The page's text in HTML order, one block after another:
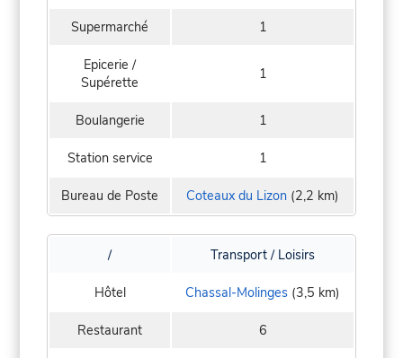
Supermarché 1
Epicerie /
Supérette
1
Boulangerie 1
Station service 1
Bureau de Poste Coteaux du Lizon (2,2 km)
/ Transport / Loisirs
Hôtel Chassal-Molinges (3,5 km)
Restaurant 6